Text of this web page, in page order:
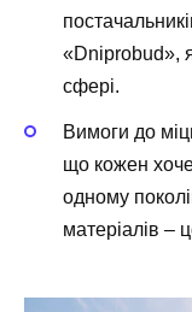
«Dniprobud»,
сфері.
Вимоги до
що кожен
одному
матеріалів –